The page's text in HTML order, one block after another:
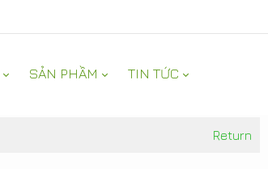
SẢN PHẦM TIN TỨC
Return